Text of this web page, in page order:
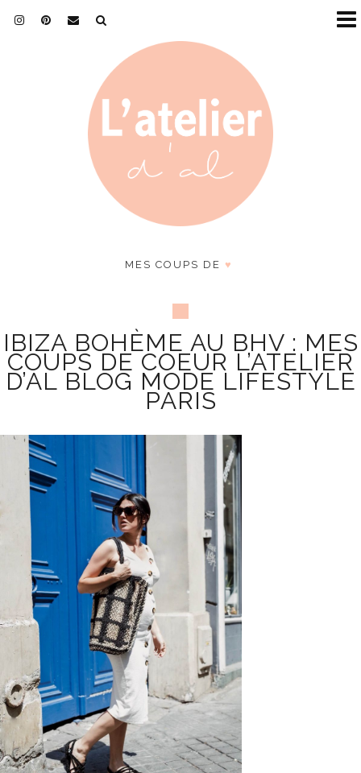
MES COUPS DE ♥
IBIZA BOHÈME AU BHV : MES
COUPS DE COEUR L’ATELIER
D’AL BLOG MODE LIFESTYLE
PARIS